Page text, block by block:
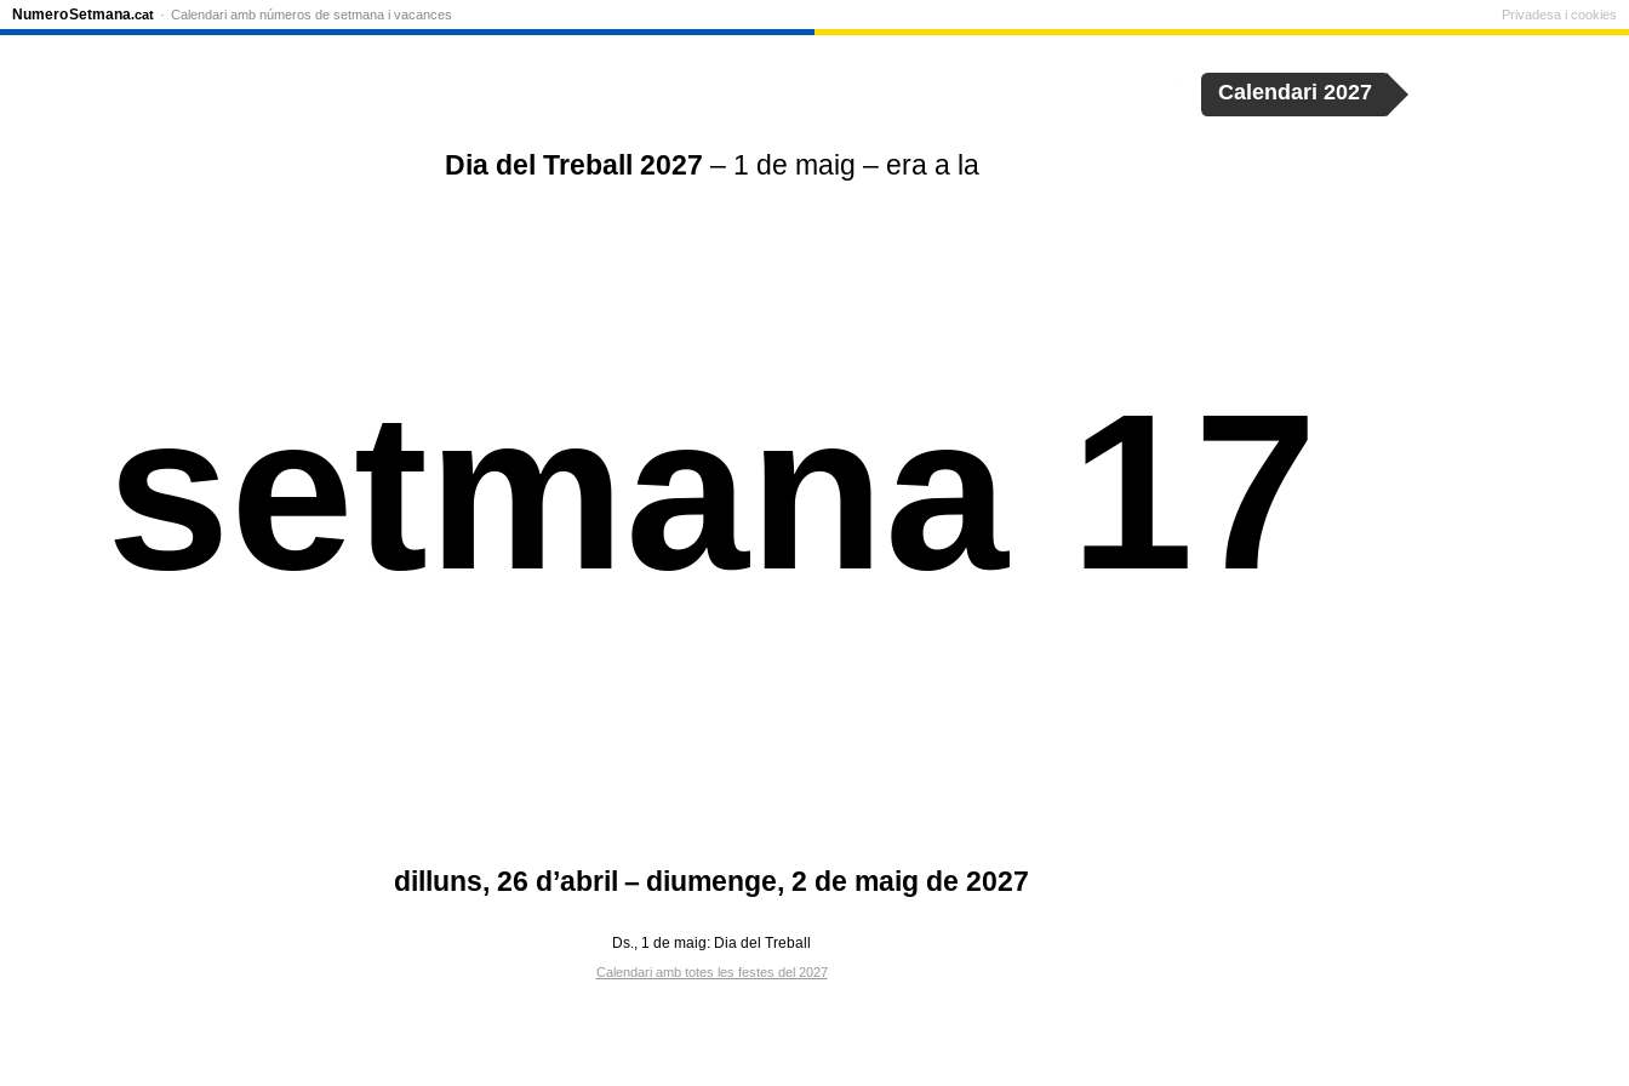
Dia del Treball 2027 – 1 de maig – era a la
setmana 17
dilluns, 26 d’abril – diumenge, 2 de maig de 2027
Ds., 1 de maig: Dia del Treball
Calendari amb totes les festes del 2027
Calendari 2027
NumeroSetmana.cat Calendari amb números de setmana i vacances Privadesa i cookies